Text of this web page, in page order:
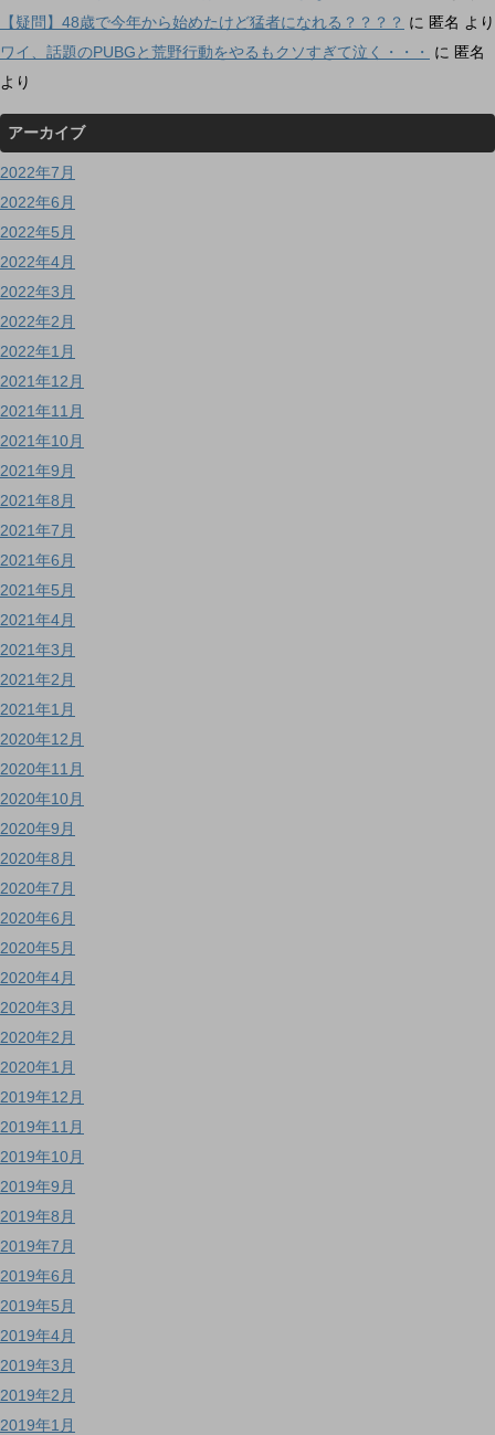
【疑問】48歳で今年から始めたけど猛者になれる？？？？ に 匿名 より
ワイ、話題のPUBGと荒野行動をやるもクソすぎて泣く・・・
に 匿名
より
アーカイブ
2022年7月
2022年6月
2022年5月
2022年4月
2022年3月
2022年2月
2022年1月
2021年12月
2021年11月
2021年10月
2021年9月
2021年8月
2021年7月
2021年6月
2021年5月
2021年4月
2021年3月
2021年2月
2021年1月
2020年12月
2020年11月
2020年10月
2020年9月
2020年8月
2020年7月
2020年6月
2020年5月
2020年4月
2020年3月
2020年2月
2020年1月
2019年12月
2019年11月
2019年10月
2019年9月
2019年8月
2019年7月
2019年6月
2019年5月
2019年4月
2019年3月
2019年2月
2019年1月